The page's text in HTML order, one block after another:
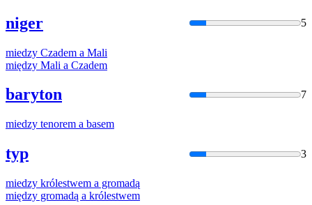
niger 5
miedzy Czadem a Mali
między Mali a Czadem
baryton 7
miedzy tenorem a basem
typ 3
miedzy królestwem a gromadą
między gromadą a królestwem